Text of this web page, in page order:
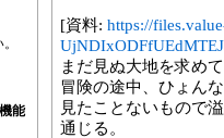
能
[資料: https://
まだ見ぬ大地を求め
冒険の途中、ひょん
見たことないもので
通じる。